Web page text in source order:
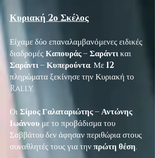
Κυριακή 2ο Σκέλος
Είχαμε δύο επαναλαμβανόμενες ειδικές
διαδρομέςΚαπουράς – Σαράντικαι
Σαράντι – Κυπερούντα. Με12
πληρώματα ξεκίνησε την Κυριακή το
Rally.
ΟιΣίμος Γαλαταριώτης – Αντώνης
Ιωάννου με το προβάδισμα του
Σαββάτου δεν άφησαν περιθώρια στους
συναθλητές τους για τηνπρώτη θέση.